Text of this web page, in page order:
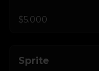
$5.000
Sprite